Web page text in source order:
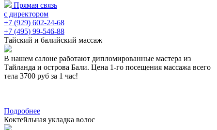
Прямая связь
с директором
+7 (929) 602-24-68
+7 (495) 99-546-88
Тайский и балийский массаж
В нашем салоне работают дипломированные мастера из
Тайланда и острова Бали. Цена 1-го посещения массажа всего
тела 3700 руб за 1 час!
Подробнее
Коктейльная укладка волос